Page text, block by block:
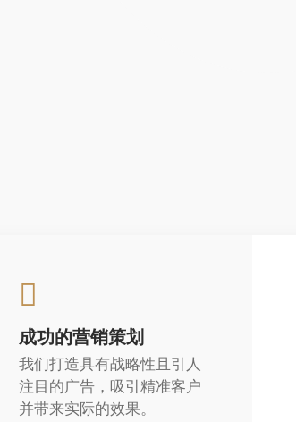
成功的营销策划
我们打造具有战略性且引人
注目的广告，吸引精准客户
并带来实际的效果。